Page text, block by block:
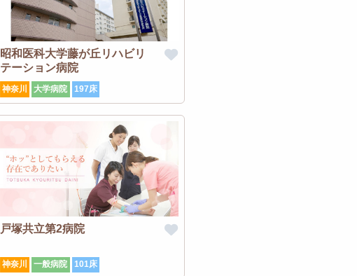
昭和医科大学藤が丘リハビリ
テーション病院
神奈川 大学病院 197床
戸塚共立第2病院
神奈川 一般病院 101床